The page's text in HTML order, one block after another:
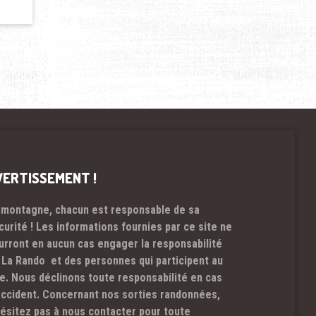
!
montagne, chacun est responsable de sa
! Les informations fournies par ce site ne
en aucun cas engager la responsabilité
Rando et des personnes qui participent au
Nous déclinons toute responsabilité en cas
Concernant nos sorties randonnées,
pas à nous contacter pour toute